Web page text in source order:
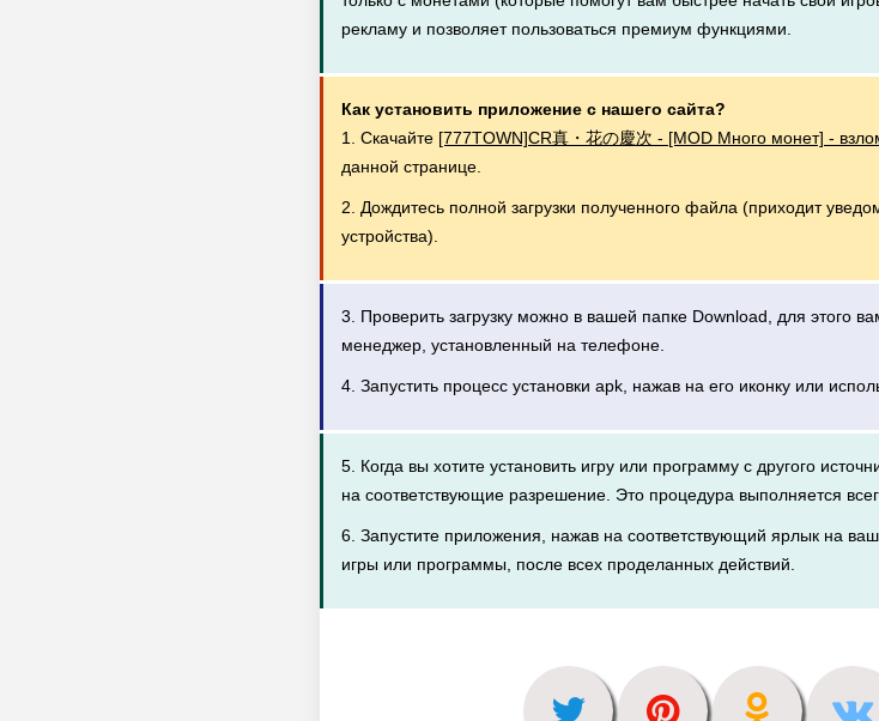
рекламу и позволяет пользоваться премиум функциями.
Как установить приложение с нашего сайта?
1. Скачайте [777TOWN]CR真・花の慶次 - [MOD Много монет] -
данной странице.
2. Дождитесь полной загрузки полученного файла (приходит
устройства).
3. Проверить загрузку можно в вашей папке Download, для этого
менеджер, установленный на телефоне.
4. Запустить процесс установки apk, нажав на его иконку или
5. Когда вы хотите установить игру или программу с другого
на соответствующие разрешение. Это процедура выполняется
6. Запустите приложения, нажав на соответствующий ярлык на
игры или программы, после всех проделанных действий.